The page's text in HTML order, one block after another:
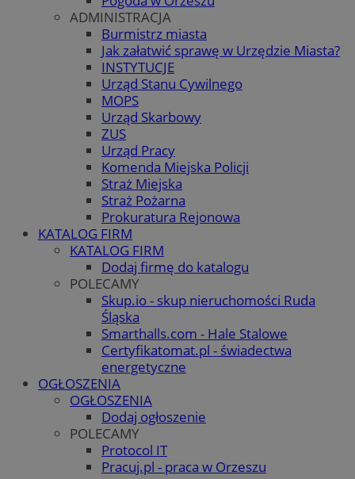
ADMINISTRACJA
Burmistrz miasta
Jak załatwić sprawę w Urzędzie Miasta?
INSTYTUCJE
Urząd Stanu Cywilnego
MOPS
Urząd Skarbowy
ZUS
Urząd Pracy
Komenda Miejska Policji
Straż Miejska
Straż Pożarna
Prokuratura Rejonowa
KATALOG FIRM
KATALOG FIRM
Dodaj firmę do katalogu
POLECAMY
Skup.io - skup nieruchomości Ruda
Śląska
Smarthalls.com - Hale Stalowe
Certyfikatomat.pl - świadectwa
energetyczne
OGŁOSZENIA
OGŁOSZENIA
Dodaj ogłoszenie
POLECAMY
Protocol IT
Pracuj.pl - praca w Orzeszu